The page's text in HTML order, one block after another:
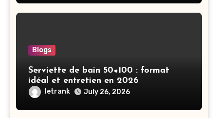
Blogs
Serviette de bain 50×100 : format
idéal et entretien en 2026
letrank July 26, 2026